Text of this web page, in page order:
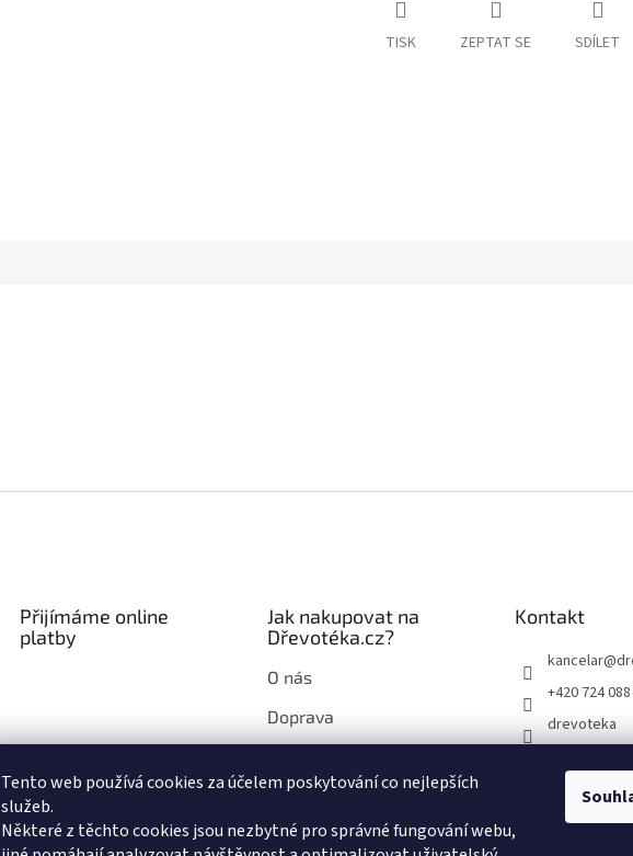
Tento web používá cookies za účelem poskytování co nejlepších
služeb.
Některé z těchto cookies jsou nezbytné pro správné fungování webu,
TISK ZEPTAT SE SDÍLET
Přijímáme online
platby
Jak nakupovat na
Dřevotéka.cz?
O nás
Doprava
Dřevotéka.cz
Kontakt
kancelar@
+420 724
drevoteka